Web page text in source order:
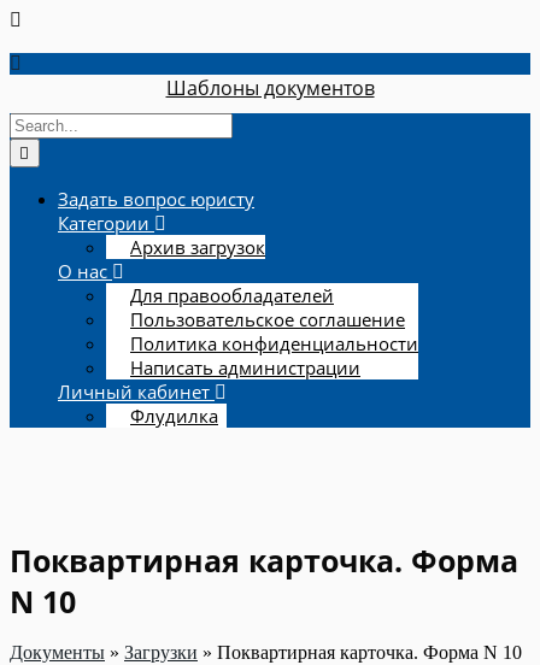
Шаблоны документов
Задать вопрос юристу
Категории
Архив загрузок
О нас
Для правообладателей
Пользовательское соглашение
Политика конфиденциальности
Написать администрации
Личный кабинет
Флудилка
Поквартирная карточка. Форма
N 10
Документы » Загрузки » Поквартирная карточка. Форма N 10